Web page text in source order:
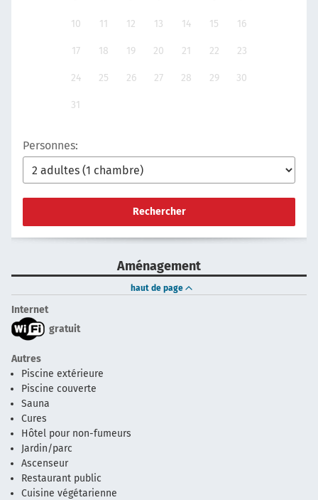
10 11 12 13 14 15 16
17 18 19 20 21 22 23
24 25 26 27 28 29 30
31
Personnes:
Rechercher
Aménagement
haut de page
Internet
gratuit
Autres
Piscine extérieure
Piscine couverte
Sauna
Cures
Hôtel pour non-fumeurs
Jardin/parc
Ascenseur
Restaurant public
Cuisine végétarienne